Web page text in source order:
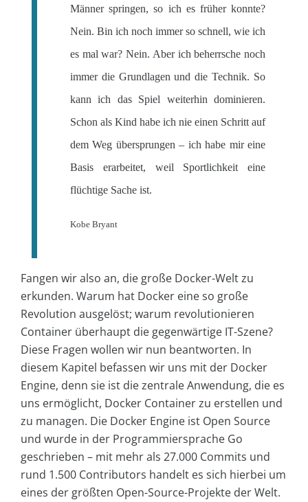
Männer springen, so ich es früher konnte?
Nein. Bin ich noch immer so schnell, wie ich
es mal war? Nein. Aber ich beherrsche noch
immer die Grundlagen und die Technik. So
kann ich das Spiel weiterhin dominieren.
Schon als Kind habe ich nie einen Schritt auf
dem Weg übersprungen – ich habe mir eine
Basis erarbeitet, weil Sportlichkeit eine
flüchtige Sache ist.
Kobe Bryant
Fangen wir also an, die große Docker-Welt zu
erkunden. Warum hat Docker eine so große
Revolution ausgelöst; warum revolutionieren
Container überhaupt die gegenwärtige IT-Szene?
Diese Fragen wollen wir nun beantworten. In
diesem Kapitel befassen wir uns mit der Docker
Engine, denn sie ist die zentrale Anwendung, die es
uns ermöglicht, Docker Container zu erstellen und
zu managen. Die Docker Engine ist Open Source
und wurde in der Programmiersprache Go
geschrieben – mit mehr als 27.000 Commits und
rund 1.500 Contributors handelt es sich hierbei um
eines der größten Open-Source-Projekte der Welt.